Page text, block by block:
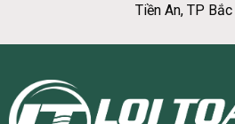
Tiền An, TP